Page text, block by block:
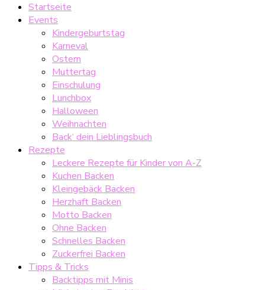
Startseite
Events
Kindergeburtstag
Karneval
Ostern
Muttertag
Einschulung
Lunchbox
Halloween
Weihnachten
Back‘ dein Lieblingsbuch
Rezepte
Leckere Rezepte für Kinder von A-Z
Kuchen Backen
Kleingebäck Backen
Herzhaft Backen
Motto Backen
Ohne Backen
Schnelles Backen
Zuckerfrei Backen
Tipps & Tricks
Backtipps mit Minis